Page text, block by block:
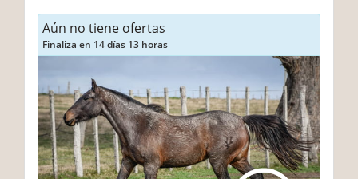
Aún no tiene ofertas
Finaliza en 14 días 13 horas